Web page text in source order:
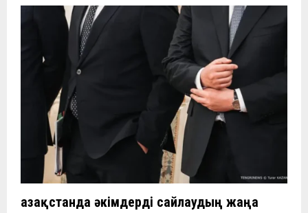
Қазақстанда әкімдерді сайлаудың жаңа